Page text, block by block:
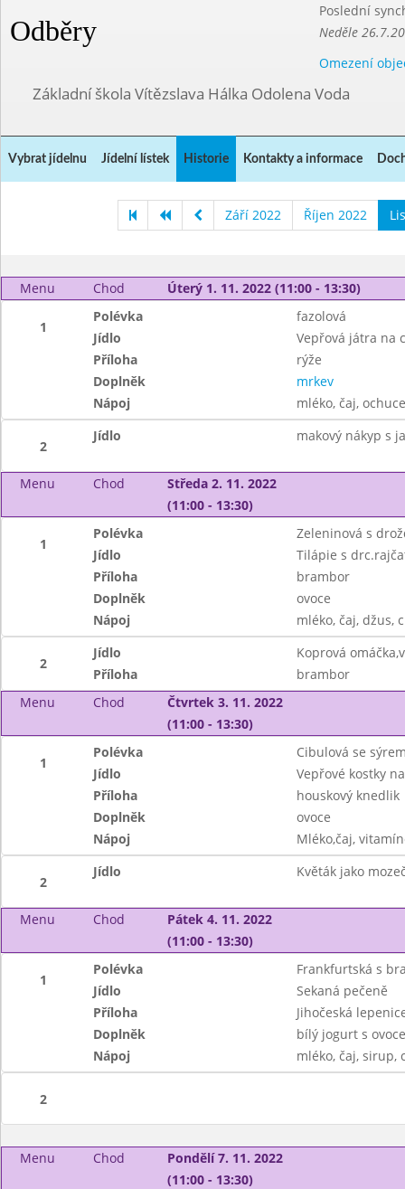
Odběry
Poslední
Neděle
Omezení
Základní škola Vítězslava Hálka Odolena Voda
Vybrat jídelnu Jídelní lístek Historie Kontakty a informace
Září 2022 Říjen 2022
Menu Chod Úterý 1. 11. 2022 (11:00 - 13:30)
1
Polévka
fazolová
Jídlo
Vepřová játra na
Příloha
rýže
Doplněk
mrkev
Nápoj
mléko, čaj,
2
Jídlo makový nákyp s
Menu Chod
Středa 2. 11. 2022
(11:00 - 13:30)
1
Polévka
Zeleninová s
Jídlo
Tilápie s
Příloha
brambor
Doplněk
ovoce
Nápoj
mléko, čaj, džus,
2
Jídlo
Koprová
Příloha
brambor
Menu
Chod
Čtvrtek 3. 11. 2022
(11:00 - 13:30)
1
Polévka
Cibulová se
Jídlo
Vepřové kostky
Příloha
houskový knedlik
Doplněk
ovoce
Nápoj
Mléko,čaj,
2
Jídlo Květák jako
Menu Chod
Pátek 4. 11. 2022
(11:00 - 13:30)
1
Polévka
Frankfurtská s
Jídlo
Sekaná pečeně
Příloha
Jihočeská
Doplněk
bílý jogurt s
Nápoj
mléko, čaj, sirup,
2
Menu Chod
Pondělí 7. 11. 2022
(11:00 - 13:30)